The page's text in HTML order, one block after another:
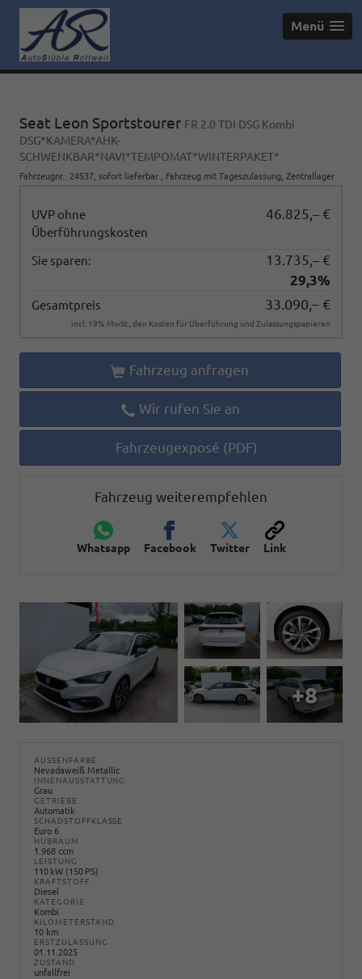
Menü
Seat Leon Sportstourer FR 2.0 TDI DSG Kombi
DSG*KAMERA*AHK-
SCHWENKBAR*NAVI*TEMPOMAT*WINTERPAKET*
Fahrzeugnr. : 24537 sofort lieferbar Fahrzeug mit Tageszulassung , Zentrallager
UVP ohne
Überführungskosten
46.825,– €
Sie sparen:
13.735,– €
29,3%
Gesamtpreis 33.090,– €
incl. 19% MwSt., den Kosten für Überführung und Zulassungspapieren
Fahrzeug anfragen
Wir rufen Sie an
Fahrzeugexposé (PDF)
Fahrzeug weiterempfehlen
Whatsapp Facebook Twitter Link
+8
AUSSENFARBE
Nevadaweiß Metallic
INNENAUSSTATTUNG
Grau
GETRIEBE
Automatik
SCHADSTOFFKLASSE
Euro 6
HUBRAUM
1.968 ccm
LEISTUNG
110 kW (150 PS)
KRAFTSTOFF
Diesel
KATEGORIE
Kombi
KILOMETERSTAND
10 km
ERSTZULASSUNG
01.11.2025
ZUSTAND
unfallfrei